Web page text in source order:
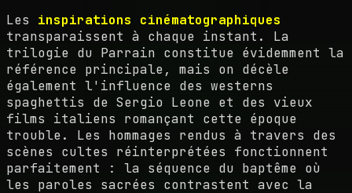
Les inspirations cinématographiques
transparaissent à chaque instant. La
trilogie du Parrain constitue évidemment la
référence principale, mais on décèle
également l'influence des westerns
spaghettis de Sergio Leone et des vieux
films italiens romançant cette époque
trouble. Les hommages rendus à travers des
scènes cultes réinterprétées fonctionnent
parfaitement : la séquence du baptême où
les paroles sacrées contrastent avec la